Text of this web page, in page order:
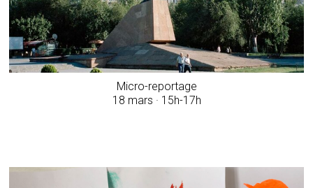
Micro-reportage
18 mars · 15h-17h